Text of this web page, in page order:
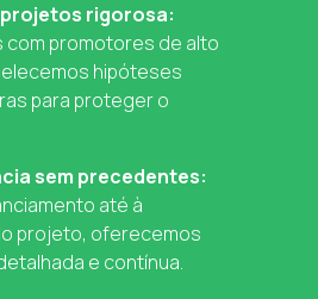
rigorosa:
com promotores de alto
hipóteses
para proteger o
sem precedentes:
até à
projeto, oferecemos
e contínua.